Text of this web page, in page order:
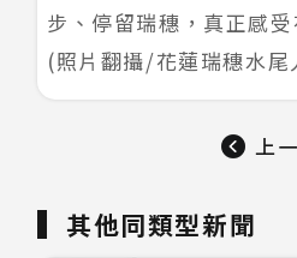
步、停留瑞穗，真正感
(照片翻攝/花蓮瑞穗水尾
上
其他同類型新聞